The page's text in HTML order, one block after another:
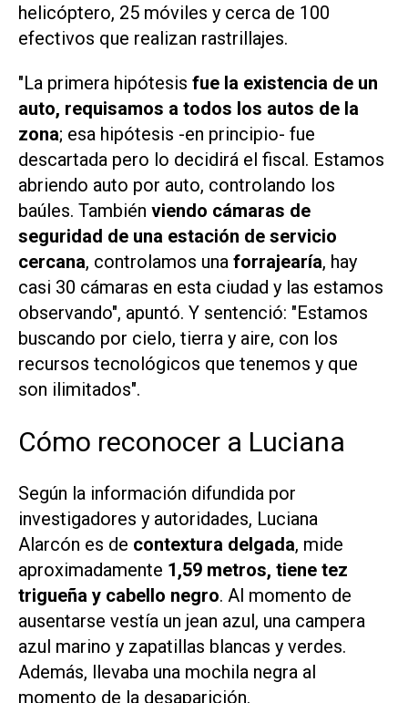
helicóptero, 25 móviles y cerca de 100
efectivos que realizan rastrillajes.
"La primera hipótesis fue la existencia de un
auto, requisamos a todos los autos de la
zona; esa hipótesis -en principio- fue
descartada pero lo decidirá el fiscal. Estamos
abriendo auto por auto, controlando los
baúles. También viendo cámaras de
seguridad de una estación de servicio
cercana, controlamos una forrajearía, hay
casi 30 cámaras en esta ciudad y las estamos
observando", apuntó. Y sentenció: "Estamos
buscando por cielo, tierra y aire, con los
recursos tecnológicos que tenemos y que
son ilimitados".
Cómo reconocer a Luciana
Según la información difundida por
investigadores y autoridades, Luciana
Alarcón es de contextura delgada, mide
aproximadamente 1,59 metros, tiene tez
trigueña y cabello negro. Al momento de
ausentarse vestía un jean azul, una campera
azul marino y zapatillas blancas y verdes.
Además, llevaba una mochila negra al
momento de la desaparición.